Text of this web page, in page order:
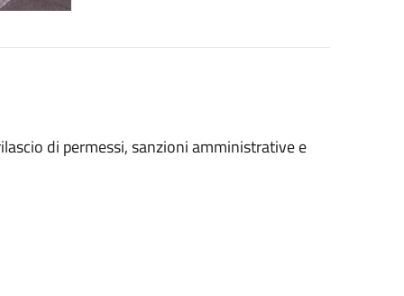
di permessi, sanzioni amministrative e